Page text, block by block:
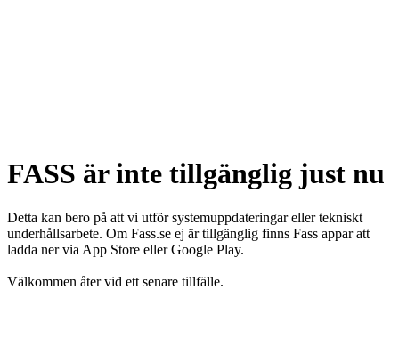
FASS är inte tillgänglig just nu
Detta kan bero på att vi utför systemuppdateringar eller tekniskt
underhållsarbete. Om Fass.se ej är tillgänglig finns Fass appar att
ladda ner via App Store eller Google Play.
Välkommen åter vid ett senare tillfälle.